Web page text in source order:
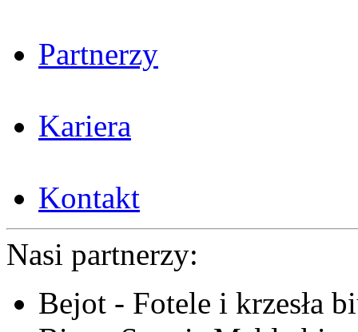
Partnerzy
Kariera
Kontakt
Nasi partnerzy:
Bejot - Fotele i krzesła